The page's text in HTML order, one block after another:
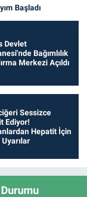
Başladı
Devlet
Bağımlılık
Merkezi Açıldı
Sessizce
Ediyor!
Hepatit İçin